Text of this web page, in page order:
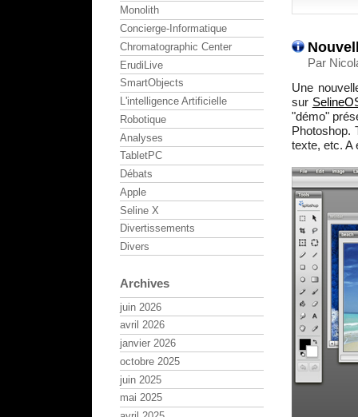
Par
Une
sur
"démo"
Photoshop.
texte, etc.
Monolith
Concierge-Informatique
Chromatographic Center
ErudiLive
SmartObjects
L'intelligence Artificielle
Robotique
Analyses
TabletPC
Débats
Apple
Seline X
Divertissements
Divers
Archives
juin 2026
avril 2026
janvier 2026
octobre 2025
juin 2025
mai 2025